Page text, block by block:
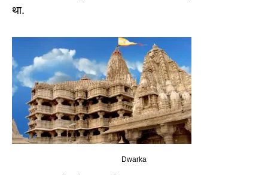
था.
Dwarka